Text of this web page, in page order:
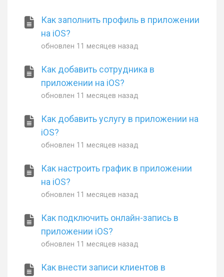
Как заполнить профиль в приложении
на iOS?
обновлен 11 месяцев назад
Как добавить сотрудника в
приложении на iOS?
обновлен 11 месяцев назад
Как добавить услугу в приложении на
iOS?
обновлен 11 месяцев назад
Как настроить график в приложении
на iOS?
обновлен 11 месяцев назад
Как подключить онлайн-запись в
приложении iOS?
обновлен 11 месяцев назад
Как внести записи клиентов в